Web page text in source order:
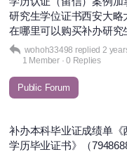
研究生学位证书西安大略
在哪里可以购买补办研究
wohoh33498 replied 2
1 Member · 0 Replies
Public Forum
补办本科毕业证成绩单《
学历毕业证书》（